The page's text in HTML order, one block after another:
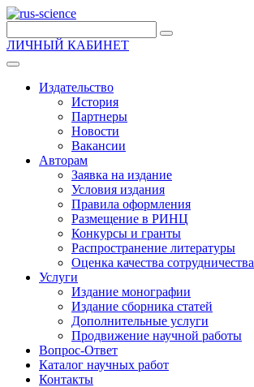
ЛИЧНЫЙ КАБИНЕТ
Издательство
История
Партнеры
Новости
Вакансии
Авторам
Заявка на издание
Условия издания
Правила оформления
Размещение в РИНЦ
Конкурсы и гранты
Распространение литературы
Оценка качества сотрудничества
Услуги
Издание монографии
Издание сборника статей
Дополнительные услуги
Продвижение научной работы
Вопрос-Ответ
Каталог научных работ
Контакты